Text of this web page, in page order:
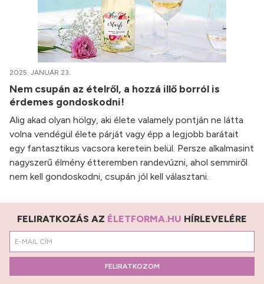
2025. JANUÁR 23.
Nem csupán az ételről, a hozzá illő borról is
érdemes gondoskodni!
Alig akad olyan hölgy, aki élete valamely pontján ne látta
volna vendégül élete párját vagy épp a legjobb barátait
egy fantasztikus vacsora keretein belül. Persze alkalmasint
nagyszerű élmény étteremben randevúzni, ahol semmiről
nem kell gondoskodni, csupán jól kell választani.
FELIRATKOZÁS AZ ÉLETFORMA.HU HÍRLEVELÉRE
FELIRATKOZOM